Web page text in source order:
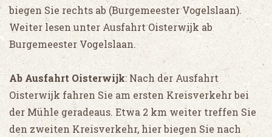
biegen Sie rechts ab (Burgemeester Vogelslaan).
Weiter lesen unter Ausfahrt Oisterwijk ab
Burgemeester Vogelslaan.
Ab Ausfahrt Oisterwijk: Nach der Ausfahrt
Oisterwijk fahren Sie am ersten Kreisverkehr bei
der Mühle geradeaus. Etwa 2 km weiter treffen Sie
den zweiten Kreisverkehr, hier biegen Sie nach